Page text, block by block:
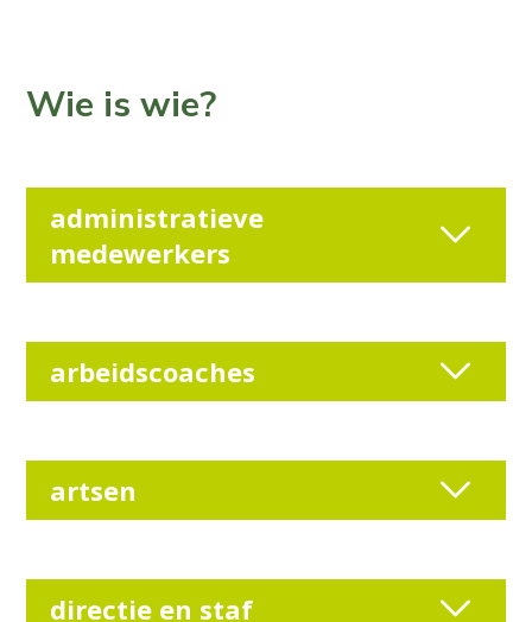
Wie is wie?
administratieve
medewerkers
arbeidscoaches
artsen
directie en staf